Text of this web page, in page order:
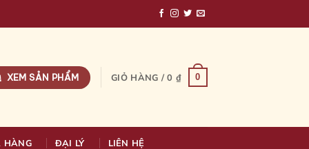
XEM SẢN PHẨM GIỎ HÀNG /0 ₫ 0
HÀNG ĐẠI LÝ LIÊN HỆ